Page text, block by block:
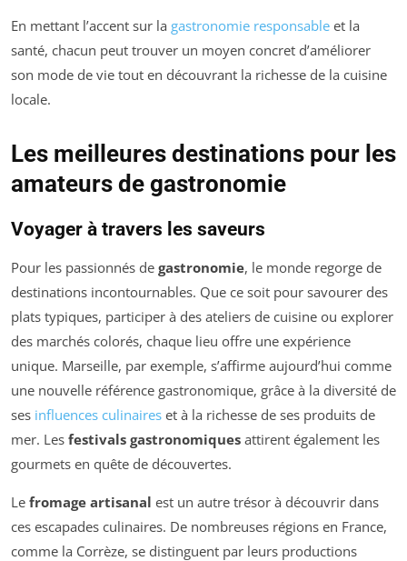
En mettant l’accent sur la gastronomie responsable et la
santé, chacun peut trouver un moyen concret d’améliorer
son mode de vie tout en découvrant la richesse de la cuisine
locale.
Les meilleures destinations pour les
amateurs de gastronomie
Voyager à travers les saveurs
Pour les passionnés de gastronomie, le monde regorge de
destinations incontournables. Que ce soit pour savourer des
plats typiques, participer à des ateliers de cuisine ou explorer
des marchés colorés, chaque lieu offre une expérience
unique. Marseille, par exemple, s’affirme aujourd’hui comme
une nouvelle référence gastronomique, grâce à la diversité de
ses influences culinaires et à la richesse de ses produits de
mer. Les festivals gastronomiques attirent également les
gourmets en quête de découvertes.
Le fromage artisanal est un autre trésor à découvrir dans
ces escapades culinaires. De nombreuses régions en France,
comme la Corrèze, se distinguent par leurs productions